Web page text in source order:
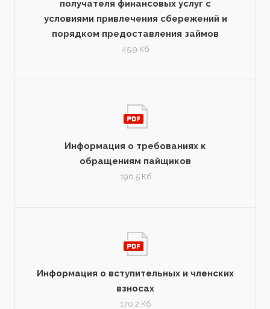
получателя финансовых услуг с
условиями привлечения сбережений и
порядком предоставления займов
45,9 Кб
Информация о требованиях к
обращениям пайщиков
196,5 Кб
Информация о вступительных и членских
взносах
170,2 Кб